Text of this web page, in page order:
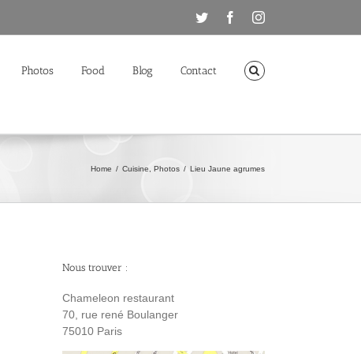
Twitter FacebookInstagram
Photos Food Blog Contact
Home / Cuisine Photos / Lieu Jaune agrumes
Nous trouver :
Chameleon restaurant
70, rue rené Boulanger
75010 Paris